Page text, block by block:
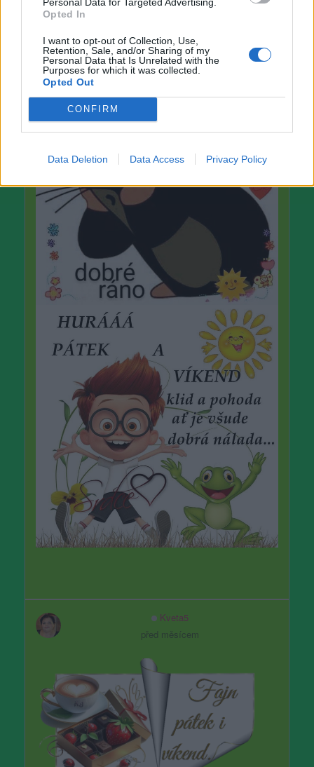
Opted In
I want to opt-out of Collection, Use,
Retention, Sale, and/or Sharing of my
Personal Data that Is Unrelated with the
Purposes for which it was collected.
Opted Out
CONFIRM
Data Deletion Data Access Privacy Policy
před měsícem
Kveta5
před měsícem